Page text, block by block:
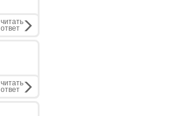
читать
ответ
читать
ответ